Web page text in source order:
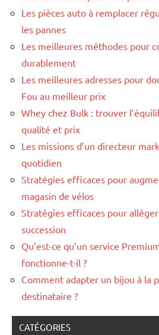
Les pièces auto à remplacer
les pannes
Les meilleures méthodes pour
durablement
Les meilleures adresses pour
Fou au meilleur prix
Whey chez Bulk : trouver
qualité et prix
Les missions d’un directeur
quotidien
Stratégies efficaces pour
magasin de vélos
Stratégies efficaces pour
succession
Qu’est-ce qu’un service
fonctionne-t-il ?
Comment adapter un bijou à la
destinataire ?
CATÉGORIES